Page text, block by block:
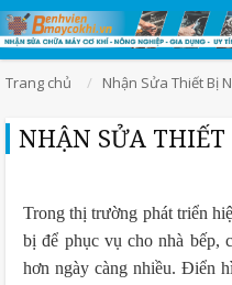
Trang chủ Nhận Sửa Thiết Bị
NHẬN SỬA THIẾT
Trong thị trường phát triển
bị để phục vụ cho nhà bếp,
hơn ngày càng nhiều. Điển